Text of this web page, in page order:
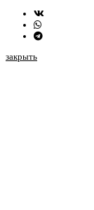
закрыть